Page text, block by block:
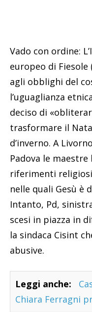
Vado con ordine:
europeo di
agli obblighi del
l’uguaglianza
deciso di
trasformare il
d’inverno. A
Padova le
riferimenti
nelle quali Gesù è
Intanto, Pd,
scesi in piazza in
la sindaca Cisint
abusive.
Leggi anche:
Chiara Ferragni